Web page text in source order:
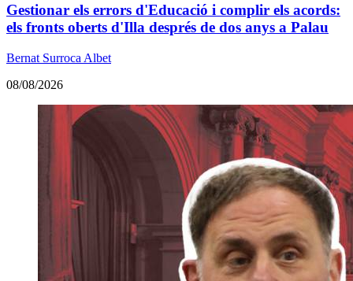
Gestionar els errors d'Educació i complir els acords:
els fronts oberts d'Illa després de dos anys a Palau
Bernat Surroca Albet
08/08/2026